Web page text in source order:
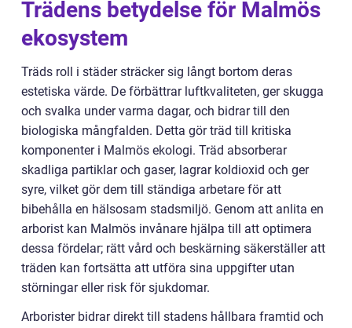
Trädens betydelse för Malmös
ekosystem
Träds roll i städer sträcker sig långt bortom deras
estetiska värde. De förbättrar luftkvaliteten, ger skugga
och svalka under varma dagar, och bidrar till den
biologiska mångfalden. Detta gör träd till kritiska
komponenter i Malmös ekologi. Träd absorberar
skadliga partiklar och gaser, lagrar koldioxid och ger
syre, vilket gör dem till ständiga arbetare för att
bibehålla en hälsosam stadsmiljö. Genom att anlita en
arborist kan Malmös invånare hjälpa till att optimera
dessa fördelar; rätt vård och beskärning säkerställer att
träden kan fortsätta att utföra sina uppgifter utan
störningar eller risk för sjukdomar.
Arborister bidrar direkt till stadens hållbara framtid och